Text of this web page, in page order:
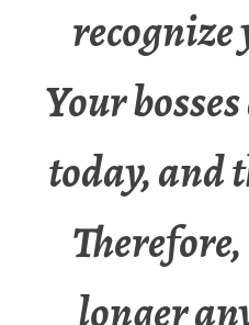
Your
today, and
longer